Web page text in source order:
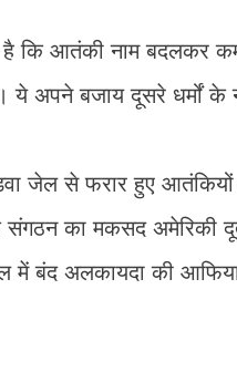
है कि आतंकी नाम बदलकर
ये अपने बजाय दूसरे धर्मों के
जेल से फरार हुए
का मकसद अमेरिकी
बंद अलकायदा की आफिया